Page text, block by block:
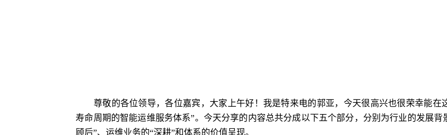
尊敬的各位领导，各位嘉宾，大家上午好！我是特来电的郭亚，今天很高兴也很荣幸能在
寿命周期的智能运维服务体系”。今天分享的内容总共分成以下五个部分，分别为行业的发展背
顾后”、运维业务的“深耕”和体系的价值呈现。